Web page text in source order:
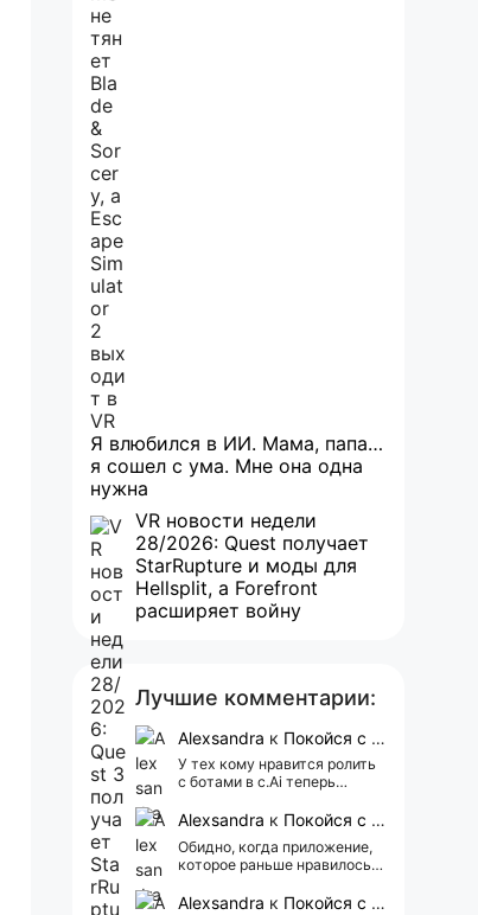
Я влюбился в ИИ. Мама, папа…
я сошел с ума. Мне она одна
нужна
VR новости недели
28/2026: Quest получает
StarRupture и моды для
Hellsplit, а Forefront
расширяет войну
Лучшие комментарии:
Alexsandra к Покойся с миром, Character.AI. Тебя убили собственные разработчики
У тех кому нравится ролить
с ботами в c.Ai теперь
АААААА 😁 ХВАТИТ 🤯😖😵‍💫
Alexsandra к Покойся с миром, Character.AI. Тебя убили собственные разработчики
Обидно, когда приложение,
которое раньше нравилось, а
реклама 😢
Alexsandra к Покойся с миром, Character.AI. Тебя убили собственные разработчики